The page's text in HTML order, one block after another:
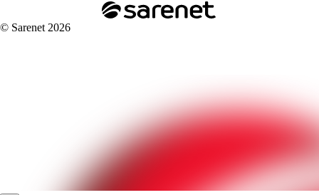
© Sarenet 2026